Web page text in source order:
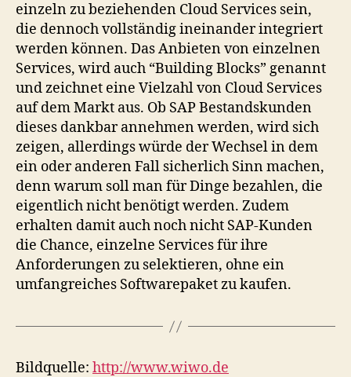
einzeln zu beziehenden Cloud Services sein,
die dennoch vollständig ineinander integriert
werden können. Das Anbieten von einzelnen
Services, wird auch “Building Blocks” genannt
und zeichnet eine Vielzahl von Cloud Services
auf dem Markt aus. Ob SAP Bestandskunden
dieses dankbar annehmen werden, wird sich
zeigen, allerdings würde der Wechsel in dem
ein oder anderen Fall sicherlich Sinn machen,
denn warum soll man für Dinge bezahlen, die
eigentlich nicht benötigt werden. Zudem
erhalten damit auch noch nicht SAP-Kunden
die Chance, einzelne Services für ihre
Anforderungen zu selektieren, ohne ein
umfangreiches Softwarepaket zu kaufen.
Bildquelle: http://www.wiwo.de